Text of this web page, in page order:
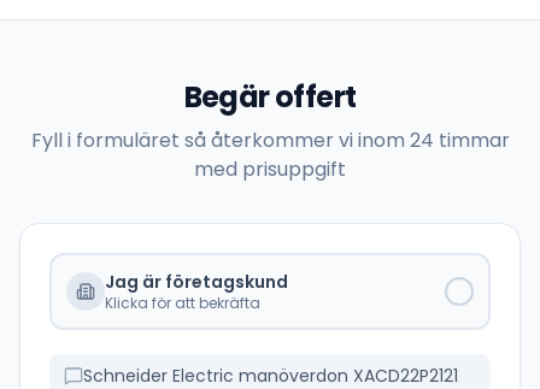
Begär offert
Fyll i formuläret så återkommer vi inom 24 timmar
med prisuppgift
Jag är företagskund
Klicka för att bekräfta
Schneider Electric manöverdon XACD22P2121